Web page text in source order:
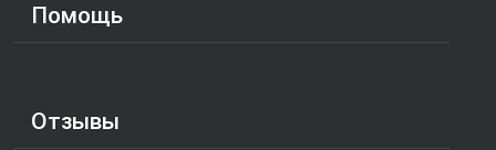
Помощь
Отзывы